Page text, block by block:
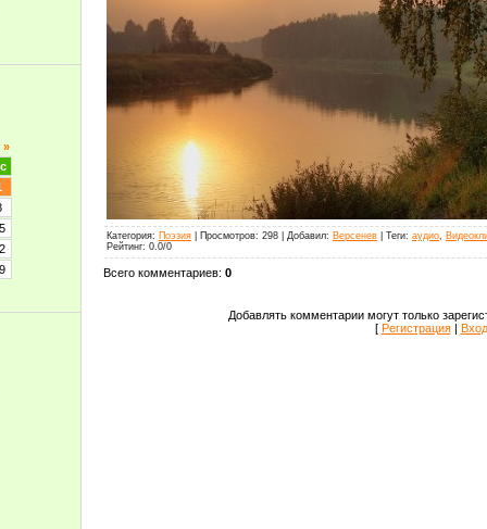
»
Категория: Поэзия Просмотров: 298 Добавил: Версенев Теги: аудио
Рейтинг: 0.0/0
Всего комментариев: 0
Добавлять комментарии могут только
[ Регистрация| Вход